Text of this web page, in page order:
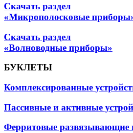
Скачать раздел
«Микрополосковые
Скачать раздел
«Волноводные приборы»
БУКЛЕТЫ
Комплексированные
Пассивные и активные
Ферритовые развязывающие